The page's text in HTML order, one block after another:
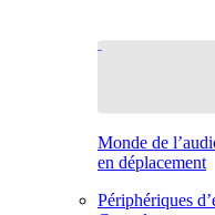
Monde de
en déplacement
Périphériques